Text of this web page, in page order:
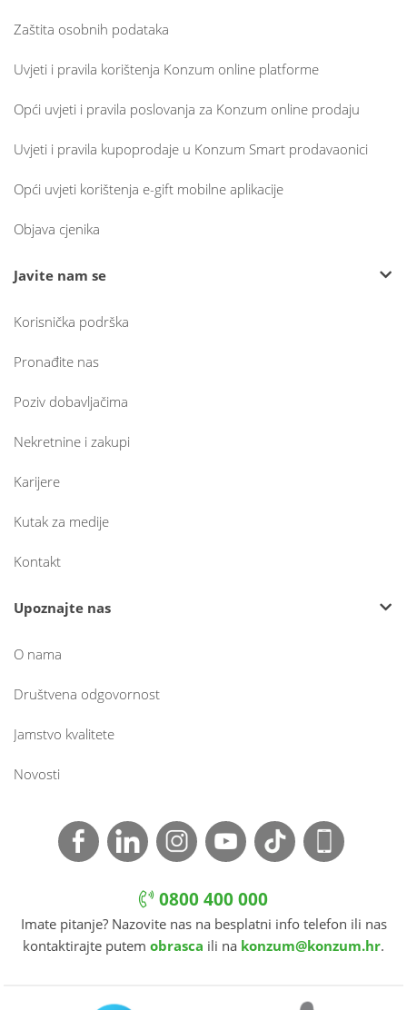
Zaštita osobnih podataka
Uvjeti i pravila korištenja Konzum online platforme
Opći uvjeti i pravila poslovanja za Konzum online prodaju
Uvjeti i pravila kupoprodaje u Konzum Smart prodavaonici
Opći uvjeti korištenja e-gift mobilne aplikacije
Objava cjenika
Javite nam se
Korisnička podrška
Pronađite nas
Poziv dobavljačima
Nekretnine i zakupi
Karijere
Kutak za medije
Kontakt
Upoznajte nas
O nama
Društvena odgovornost
Jamstvo kvalitete
Novosti
0800 400 000
Imate pitanje? Nazovite nas na besplatni info telefon ili nas
kontaktirajte putem obrasca ili na konzum@konzum.hr.